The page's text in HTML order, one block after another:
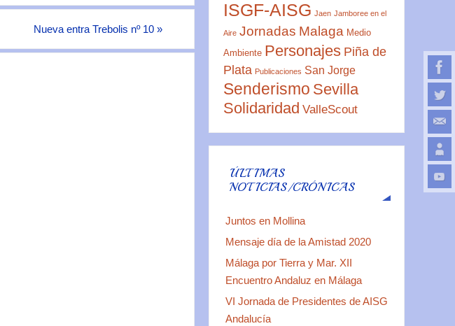
Nueva entra Trebolis nº 10 »
ISGF-AISG Jaen Jamboree en el
Aire Jornadas Malaga Medio
Ambiente Personajes Piña de
Plata Publicaciones San Jorge
Senderismo Sevilla
Solidaridad ValleScout
ÚLTIMAS
NOTICIAS/CRÓNICAS
Juntos en Mollina
Mensaje día de la Amistad 2020
Málaga por Tierra y Mar. XII
Encuentro Andaluz en Málaga
VI Jornada de Presidentes de AISG
Andalucía